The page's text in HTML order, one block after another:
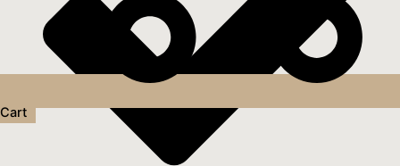
Cart